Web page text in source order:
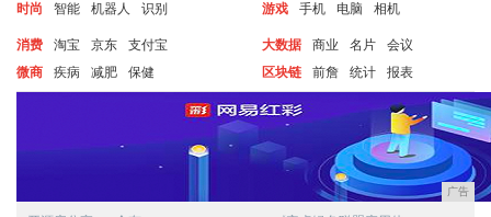
时尚
智能 机器人 识别
游戏
手机 电脑 相机
消费 淘宝 京东
支付宝
微商
疾病 减肥 保健
大数据 商业 名片
会议
区块链
前詹 统计 报表
广告